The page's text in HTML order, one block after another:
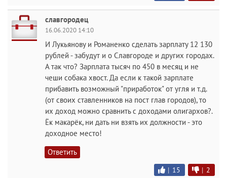
славгородец
16.06.2020 14:10
И Лукьянову и Романенко сделать зарплату 12 130
рублей - забудут и о Славгороде и других городах.
А так что? Зарплата тысяч по 450 в месяц и не
чеши собака хвост. Да если к такой зарплате
прибавить возможный "приработок" от угля и т.д.
(от своих ставленников на пост глав городов), то
их доход можно сравнить с доходами олигархов?.
Ёк макарёк, ни дать ни взять их должности - это
доходное место!
Ответить
| 15 | 2